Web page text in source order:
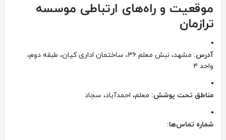
موقعیت و راه‌های ارتباطی موسسه
ترازمان
آدرس:
مشهد، نبش معلم ۳۶، ساختمان اداری کیان، طبقه دوم،
واحد ۴
مناطق تحت پوشش: معلم، احمدآباد، سجاد
شماره تماس‌ها: